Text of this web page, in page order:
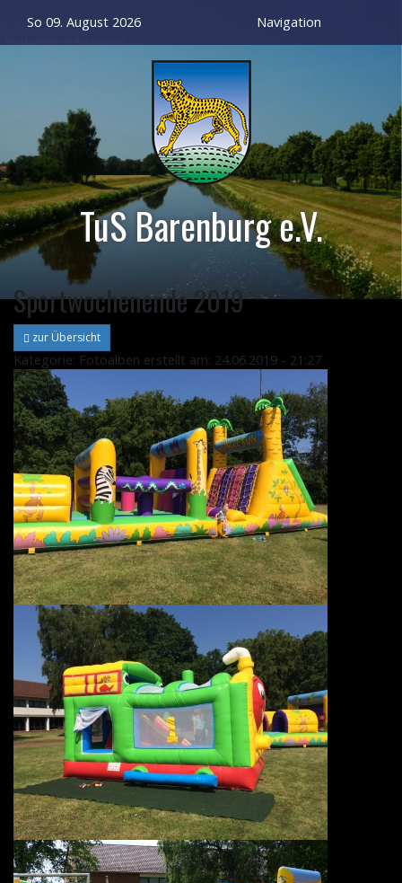
So 09. August 2026 Navigation
TuS Barenburg e.V.
Sportwochenende 2019
zur Übersicht
Kategorie: Fotoalben erstellt am: 24.06.2019 - 21:27